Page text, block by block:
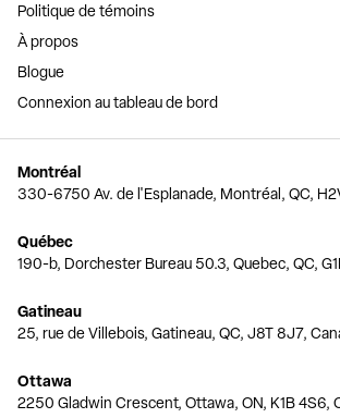
Politique de témoins
À propos
Blogue
Connexion au tableau de bord
Montréal
330-6750 Av. de l'Esplanade, Montréal, QC,
Québec
190-b, Dorchester Bureau 50.3, Quebec, QC,
Gatineau
25, rue de Villebois, Gatineau, QC, J8T 8J7,
Ottawa
2250 Gladwin Crescent, Ottawa, ON, K1B 4S6,